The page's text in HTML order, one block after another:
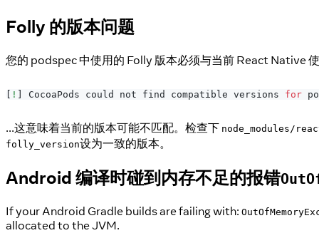
Folly 的版本问题
您的 podspec 中使用的 Folly 版本必须与当前 React Native
! CocoaPods could not find compatible versions for
...这意味着当前的版本可能不匹配。检查下 node_modules/
folly_version设为一致的版本。
Android 编译时碰到内存不足的报错
If your Android Gradle builds are failing with:
allocated to the JVM.